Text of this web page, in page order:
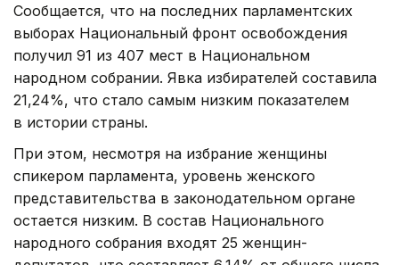
Сообщается, что на последних парламентских
выборах Национальный фронт освобождения
получил 91 из 407 мест в Национальном
народном собрании. Явка избирателей составила
21,24%, что стало самым низким показателем
в истории страны.
При этом, несмотря на избрание женщины
спикером парламента, уровень женского
представительства в законодательном органе
остается низким. В состав Национального
народного собрания входят 25 женщин-